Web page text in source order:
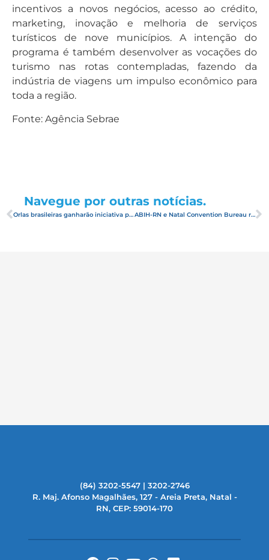
incentivos a novos negócios, acesso ao crédito,
marketing, inovação e melhoria de serviços
turísticos de nove municípios. A intenção do
programa é também desenvolver as vocações do
turismo nas rotas contempladas, fazendo da
indústria de viagens um impulso econômico para
toda a região.
Fonte: Agência Sebrae
Navegue por outras notícias.
Orlas brasileiras ganharão iniciativa para melhoria da gestão ABIH-RN e Natal Convention Bureau realizam confraternização com trade turístico do RN para celebrar as ações de 2019
(84) 3202-5547 | 3202-2746
R. Maj. Afonso Magalhães, 127 - Areia Preta, Natal -
RN, CEP: 59014-170